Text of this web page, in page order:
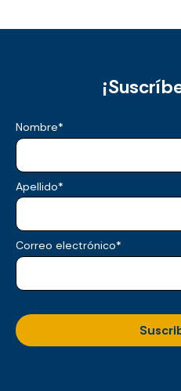
Nombre*
Apellido*
Correo electrónico*